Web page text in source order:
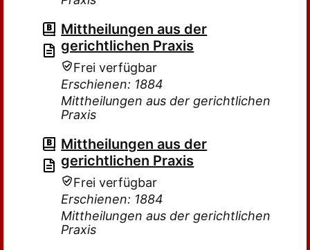
Mittheilungen aus der
gerichtlichen Praxis
Frei verfügbar
Erschienen: 1884
Mittheilungen aus der gerichtlichen
Praxis
Mittheilungen aus der
gerichtlichen Praxis
Frei verfügbar
Erschienen: 1884
Mittheilungen aus der gerichtlichen
Praxis